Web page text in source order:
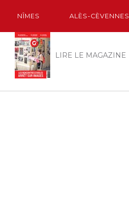
NÎMES ALÈS-CÈVENNES
LIRE LE MAGAZINE